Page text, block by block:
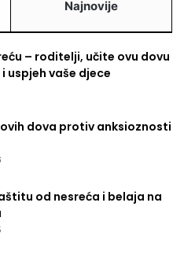
Najnovije
– roditelji, učite ovu dovu
uspjeh vaše djece
dova protiv anksioznosti
od nesreća i belaja na